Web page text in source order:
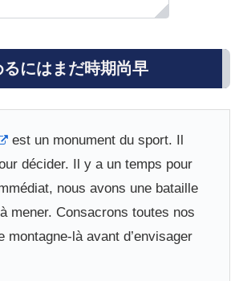
にはまだ時期尚早
est un monument du sport. Il
décider. Il y a un temps pour
nous avons une bataille
mener. Consacrons toutes nos
montagne-là avant d’envisager